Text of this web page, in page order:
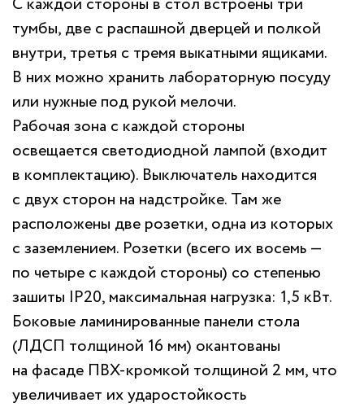
тумбы, две с распашной дверцей и полкой
внутри, третья с тремя выкатными ящиками.
В них можно хранить лабораторную посуду
или нужные под рукой мелочи.
Рабочая зона с каждой стороны
освещается светодиодной лампой (входит
в комплектацию). Выключатель находится
с двух сторон на надстройке. Там же
расположены две розетки, одна из которых
с заземлением. Розетки (всего их восемь —
по четыре с каждой стороны) со степенью
зашиты IP20, максимальная нагрузка: 1,5 кВт.
Боковые ламинированные панели стола
(ЛДСП толщиной 16 мм) окантованы
на фасаде ПВХ-кромкой толщиной 2 мм, что
увеличивает их ударостойкость